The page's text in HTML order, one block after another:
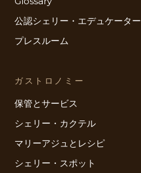
公認シェリー・エデュケーター
プレスルーム
ガストロノミー
保管とサービス
シェリー・カクテル
マリーアジュとレシピ
シェリー・スポット